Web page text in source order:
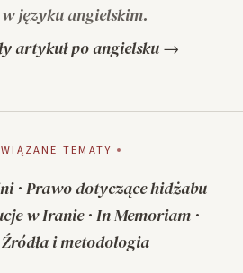
języku angielskim.
artykuł po angielsku →
TEMATY
· Prawo dotyczące hidżabu
w Iranie· In Memoriam ·
Źródła i metodologia